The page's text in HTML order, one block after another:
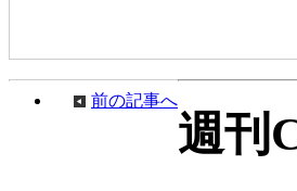
前の記事へ
週刊